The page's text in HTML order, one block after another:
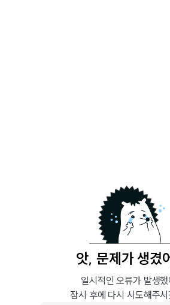
앗, 문제가 생겼
일시적인 오류가 발생했
잠시 후에 다시 시도해주